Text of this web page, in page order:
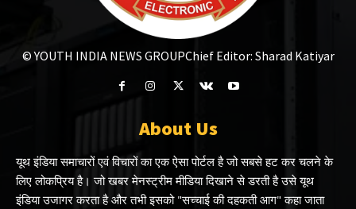
© YOUTH INDIA NEWS GROUPChief Editor: Sharad Katiyar
About Us
यूथ इंडिया समाचारों एवं विचारों का एक ऐसा पोर्टल है जो सबसे हट कर चलने के
लिए लोकप्रिय है। जो खबर मेनस्ट्रीम मीडिया दिखाने से डरती है उसे यूथ
इंडिया उजागर करता है और तभी इसको "सच्चाई की दहकती आग" कहा जाता